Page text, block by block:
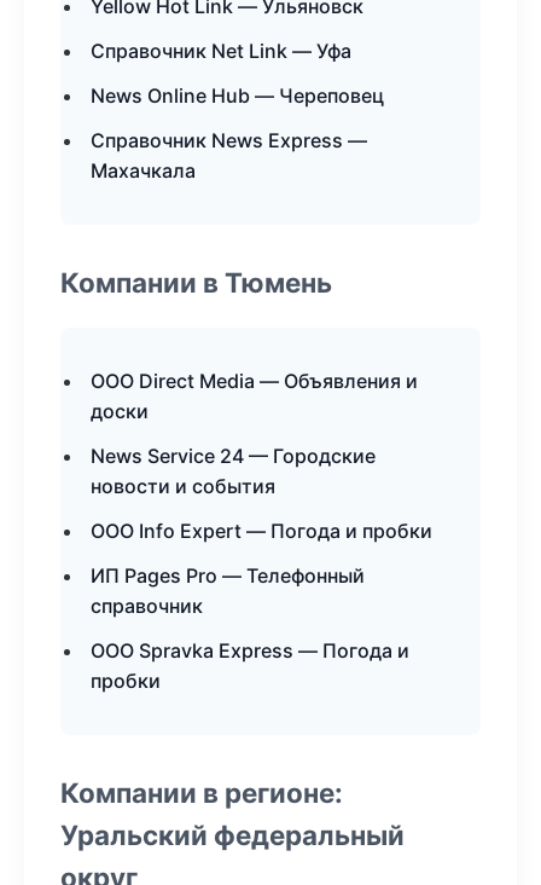
Yellow Hot Link — Ульяновск
Справочник Net Link — Уфа
News Online Hub — Череповец
Справочник News Express —
Махачкала
Компании в Тюмень
ООО Direct Media — Объявления и
доски
News Service 24 — Городские
новости и события
ООО Info Expert — Погода и пробки
ИП Pages Pro — Телефонный
справочник
ООО Spravka Express — Погода и
пробки
Компании в регионе:
Уральский федеральный
округ